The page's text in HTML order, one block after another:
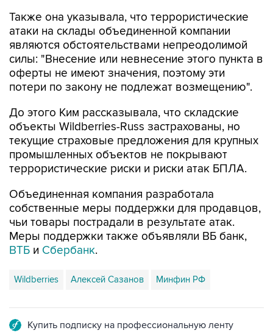
Также она указывала, что террористические
атаки на склады объединенной компании
являются обстоятельствами непреодолимой
силы: "Внесение или невнесение этого пункта в
оферты не имеют значения, поэтому эти
потери по закону не подлежат возмещению".
До этого Ким рассказывала, что складские
объекты Wildberries-Russ застрахованы, но
текущие страховые предложения для крупных
промышленных объектов не покрывают
террористические риски и риски атак БПЛА.
Объединенная компания разработала
собственные меры поддержки для продавцов,
чьи товары пострадали в результате атак.
Меры поддержки также объявляли ВБ банк,
ВТБ и Сбербанк.
Wildberries Алексей Сазанов Минфин РФ
Купить подписку на профессиональную ленту